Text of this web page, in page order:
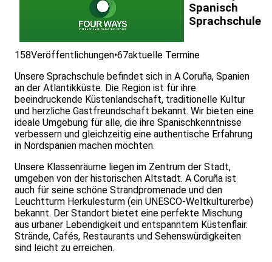
Spanisch
Sprachschule
158Veröffentlichungen•67aktuelle Termine
Unsere Sprachschule befindet sich in A Coruña, Spanien
an der Atlantikküste. Die Region ist für ihre
beeindruckende Küstenlandschaft, traditionelle Kultur
und herzliche Gastfreundschaft bekannt. Wir bieten eine
ideale Umgebung für alle, die ihre Spanischkenntnisse
verbessern und gleichzeitig eine authentische Erfahrung
in Nordspanien machen möchten.
Unsere Klassenräume liegen im Zentrum der Stadt,
umgeben von der historischen Altstadt. A Coruña ist
auch für seine schöne Strandpromenade und den
Leuchtturm Herkulesturm (ein UNESCO-Weltkulturerbe)
bekannt. Der Standort bietet eine perfekte Mischung
aus urbaner Lebendigkeit und entspanntem Küstenflair.
Strände, Cafés, Restaurants und Sehenswürdigkeiten
sind leicht zu erreichen.